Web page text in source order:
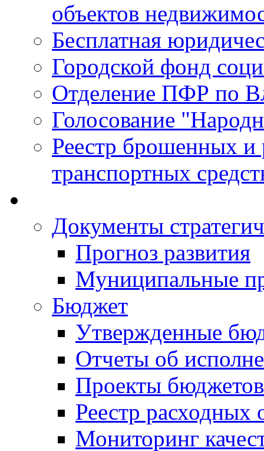
объектов
Бесплатная
Городской фонд
Отделение ПФР по
Голосование
Реестр брошенных и
транспортных
Документы
Прогноз развития
Муниципальные
Бюджет
Утвержденные
Отчеты об
Проекты бюджетов
Реестр расходных
Мониторинг